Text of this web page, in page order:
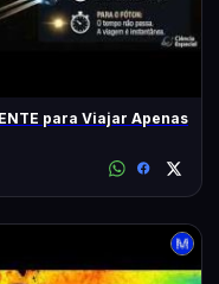
para Viajar Apenas